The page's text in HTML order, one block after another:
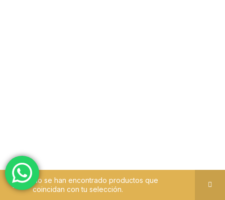
No se han encontrado productos que
coincidan con tu selección.